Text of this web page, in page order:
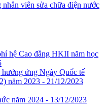
viên sửa chữa điện nước
hệ Cao đẳng HKII năm học
ứng Ngày Quốc tế
năm 2023 - 21/12/2023
năm 2024 - 13/12/2023